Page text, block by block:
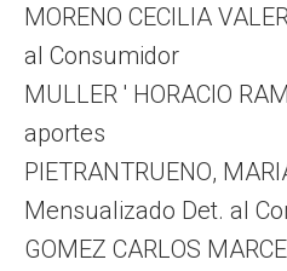
MORENO CECILIA
al Consumidor
MULLER ' HORACIO
aportes
PIETRANTRUENO,
Mensualizado Det. al
GOMEZ CARLOS